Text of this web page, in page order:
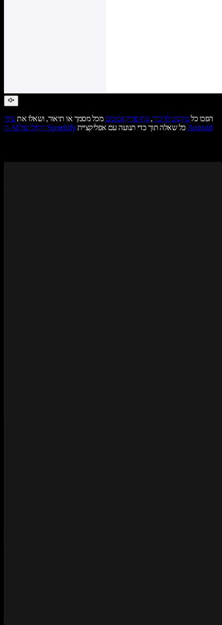
הפכו כלטקסט לדיבור,צרו פודקאסטים מכל מסמך או תיאור, ושאלו את עוזר
ה-AI הקולי של Speechify
כל שאלה תוך כדי תנועה עם אפליקצייתAndroid